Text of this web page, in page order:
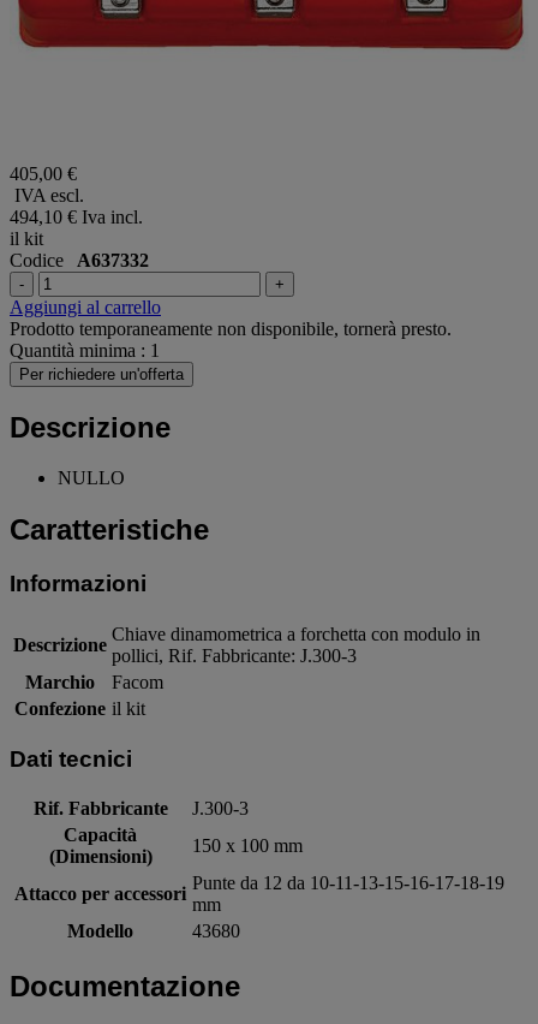
405,00 €
IVA escl.
494,10 € Iva incl.
il kit
Codice A637332
- +
Aggiungi al carrello
Prodotto temporaneamente non disponibile, tornerà presto.
Quantità minima : 1
Per richiedere un'offerta
Descrizione
NULLO
Caratteristiche
Informazioni
Descrizione
Chiave dinamometrica a forchetta con modulo in
pollici, Rif. Fabbricante: J.300-3
Marchio
Facom
Confezione il kit
Dati tecnici
Rif. Fabbricante
J.300-3
Capacità
(Dimensioni)
150 x 100 mm
Attacco per accessori
Punte da 12 da 10-11-13-15-16-17-18-19
mm
Modello
43680
Documentazione